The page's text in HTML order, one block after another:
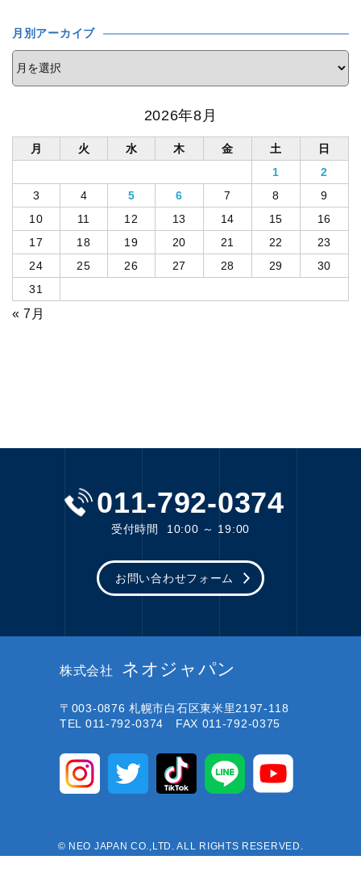
月別アーカイブ
2026年8月
月 火 水 木 金 土
日
1
2
3
4 5 6 7 8
9
10
11 12 13 14 15
16
17
18 19 20 21 22
23
24
25 26 27 28 29
30
31
« 7月
011-792-0374
受付時間 10:00 ～ 19:00
お問い合わせフォーム
株式会社 ネオジャパン
〒003-0876 札幌市白石区東米里2197-118
TEL 011-792-0374 FAX 011-792-0375
© NEO JAPAN CO.,LTD. ALL RIGHTS RESERVED.